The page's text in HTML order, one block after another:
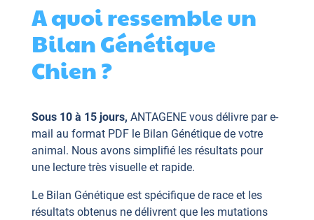
A quoi ressemble un
Bilan Génétique
Chien ?
Sous 10 à 15 jours, ANTAGENE vous délivre par e-
mail au format PDF le Bilan Génétique de votre
animal. Nous avons simplifié les résultats pour
une lecture très visuelle et rapide.
Le Bilan Génétique est spécifique de race et les
résultats obtenus ne délivrent que les mutations